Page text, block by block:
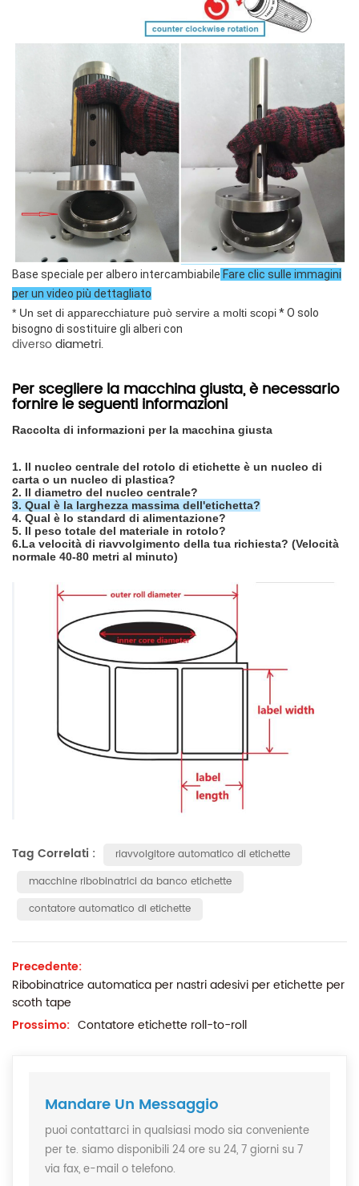
Base speciale per albero intercambiabile Fare clic sulle immagini
per un video più dettagliato
* Un set di apparecchiature può servire a molti scopi* O solo
bisogno di sostituire gli alberi con
diversodiametri.
Per scegliere la macchina giusta, è necessario
fornire le seguenti informazioni
Raccolta di informazioni per la macchina giusta
1. Il nucleo centrale del rotolo di etichette è un nucleo di
carta o un nucleo di plastica?
2. Il diametro del nucleo centrale?
3. Qual è la larghezza massima dell'etichetta?
4. Qual è lo standard di alimentazione?
5. Il peso totale del materiale in rotolo?
6.La velocità di riavvolgimento della tua richiesta? (Velocità
normale 40-80 metri al minuto)
Tag Correlati :
riavvolgitore automatico di etichette
macchine ribobinatrici da banco etichette
contatore automatico di etichette
Precedente:
Ribobinatrice automatica per nastri adesivi per etichette per
scoth tape
Prossimo: Contatore etichette roll-to-roll
Mandare Un Messaggio
puoi contattarci in qualsiasi modo sia conveniente
per te. siamo disponibili 24 ore su 24, 7 giorni su 7
via fax, e-mail o telefono.